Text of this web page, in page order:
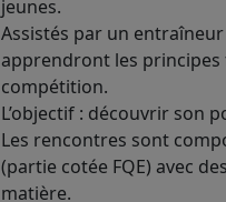
jeunes.
Assistés par un
apprendront les
compétition.
L’objectif : découvrir son
Les rencontres sont
(partie cotée FQE) avec
matière.